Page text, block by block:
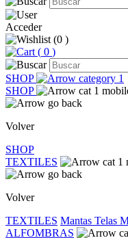
Acceder
(0 )
( 0 )
SHOP
SHOP
Volver
SHOP
TEXTILES
Volver
TEXTILES Mantas Telas
ALFOMBRAS